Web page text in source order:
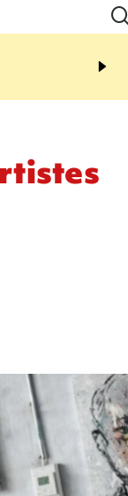
mort d'une